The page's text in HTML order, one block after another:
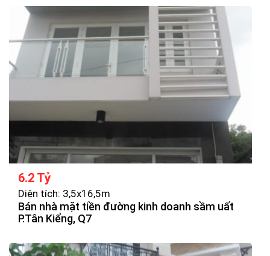
6.2 Tỷ
Diện tích: 3,5x16,5m
Bán nhà mặt tiền đường kinh doanh sầm uất
P.Tân Kiểng, Q7